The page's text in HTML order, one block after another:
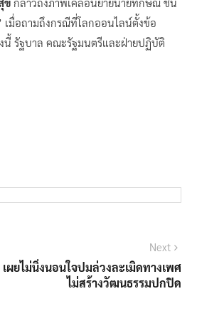
เมื่อถามถึงกรณีที่โลกออนไลน์ตั้งข้อ
นี้ รัฐบาล คณะรัฐมนตรีและฝ่ายปฏิบัติ
Next
post:
เผยไม่นิ่งนอนใจปมล่วงละเมิดทางเพศ
ไม่สร้างวัฒนธรรมปกปิด